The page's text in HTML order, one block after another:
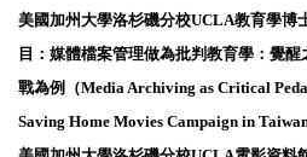
美國加州大學洛杉磯分校UCLA教育學博
目：媒體檔案管理做為批判教育學：覺
戰為例（Media Archiving as Critical
Saving Home Movies Campaign in Taiwan